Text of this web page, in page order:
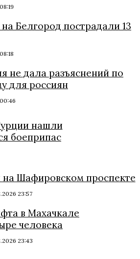
Белгород пострадали 13
не дала разъяснений по
для россиян
нашли
боеприпас
на Шафировском проспекте
23:57
в Махачкале
человека
23:43